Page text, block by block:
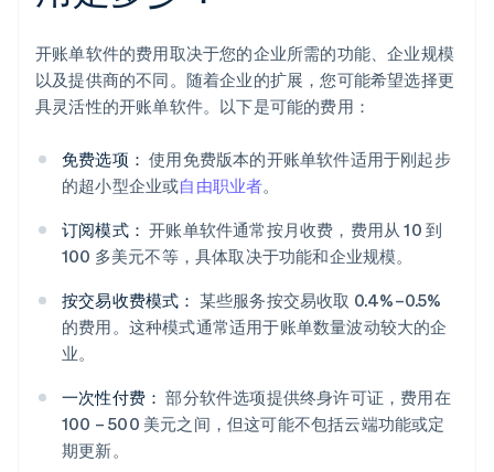
开账单软件的费用取决于您的企业所需的功能、企业规模
以及提供商的不同。随着企业的扩展，您可能希望选择更
具灵活性的开账单软件。以下是可能的费用：
免费选项： 使用免费版本的开账单软件适用于刚起步
的超小型企业或自由职业者。
订阅模式： 开账单软件通常按月收费，费用从 10 到
100 多美元不等，具体取决于功能和企业规模。
按交易收费模式： 某些服务按交易收取 0.4%–0.5%
的费用。这种模式通常适用于账单数量波动较大的企
业。
一次性付费： 部分软件选项提供终身许可证，费用在
100 – 500 美元之间，但这可能不包括云端功能或定
期更新。